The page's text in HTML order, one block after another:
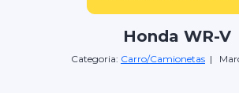
Honda WR-V
Categoria: Carro/Camionetas |